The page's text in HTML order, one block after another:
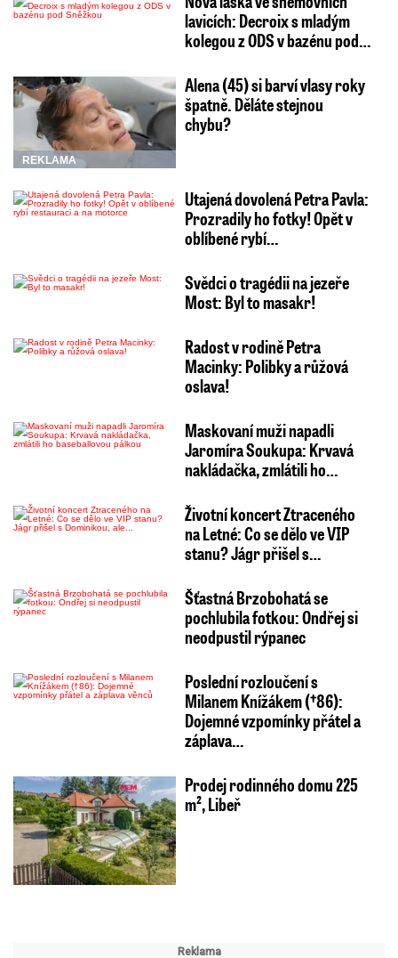
lavicích: Decroix s mladým
kolegou z ODS v bazénu pod…
REKLAMA
Alena (45) si barví vlasy roky
špatně. Děláte stejnou
chybu?
Utajená dovolená Petra Pavla:
Prozradily ho fotky! Opět v
oblíbené rybí…
Svědci o tragédii na jezeře
Most: Byl to masakr!
Radost v rodině Petra
Macinky: Polibky a růžová
oslava!
Maskovaní muži napadli
Jaromíra Soukupa: Krvavá
nakládačka, zmlátili ho…
Životní koncert Ztraceného
na Letné: Co se dělo ve VIP
stanu? Jágr přišel s…
Šťastná Brzobohatá se
pochlubila fotkou: Ondřej si
neodpustil rýpanec
Poslední rozloučení s
Milanem Knížákem (†86):
Dojemné vzpomínky přátel a
záplava…
Prodej rodinného domu 225
m², Libeř